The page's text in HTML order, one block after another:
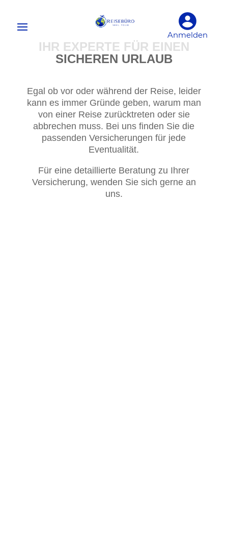
Anmelden
IHR EXPERTE FÜR EINEN
SICHEREN URLAUB
Egal ob vor oder während der Reise, leider
kann es immer Gründe geben, warum man
von einer Reise zurücktreten oder sie
abbrechen muss. Bei uns finden Sie die
passenden Versicherungen für jede
Eventualität.
Für eine detaillierte Beratung zu Ihrer
Versicherung, wenden Sie sich gerne an
uns.